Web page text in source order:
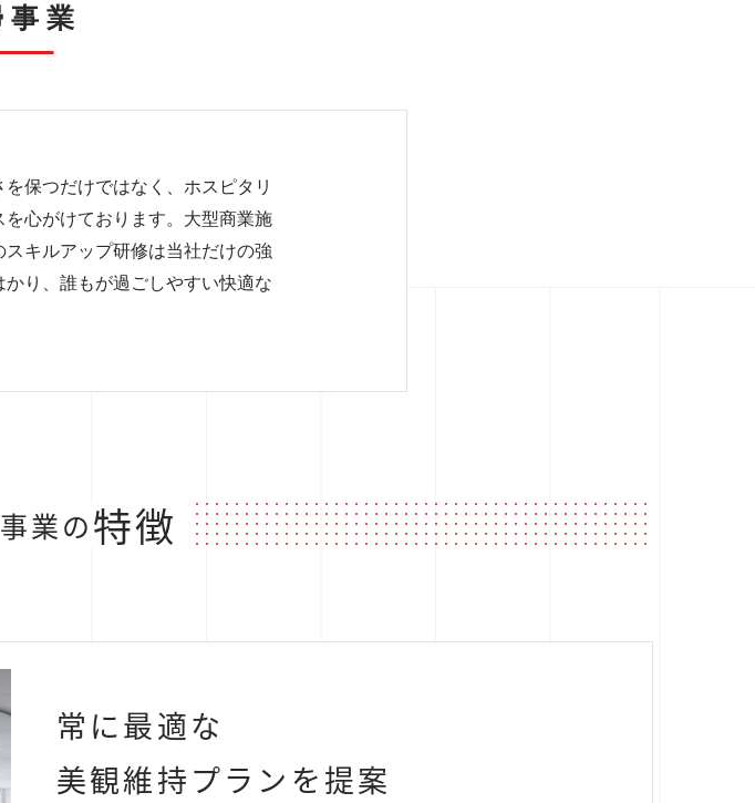
事業
保つだけではなく、ホスピタリ
心がけております。大型商業施
キルアップ研修は当社だけの強
り、誰もが過ごしやすい快適な
業の特徴
常に最適な
美観維持プランを提案